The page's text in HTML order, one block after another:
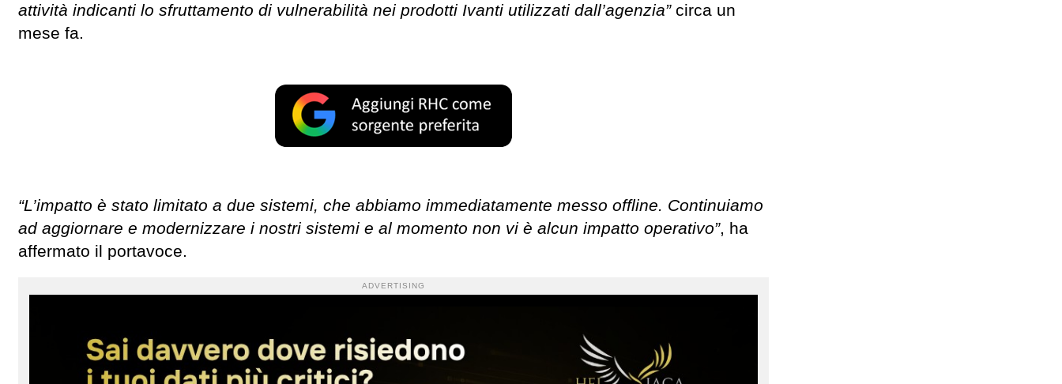
attività indicanti lo sfruttamento di vulnerabilità nei prodotti Ivanti utilizzati dall’agenzia” circa un
mese fa.
“L’impatto è stato limitato a due sistemi, che abbiamo immediatamente messo offline. Continuiamo
ad aggiornare e modernizzare i nostri sistemi e al momento non vi è alcun impatto operativo”, ha
affermato il portavoce.
ADVERTISING